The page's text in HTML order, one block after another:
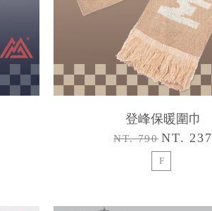
登峰保暖圍巾
NT. 790 NT. 237
F